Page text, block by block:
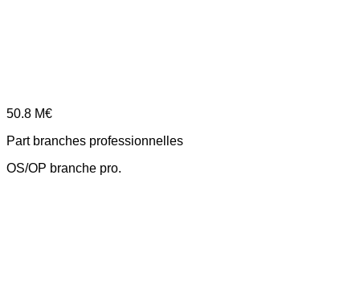
50.8 M€
Part branches professionnelles
OS/OP branche pro.